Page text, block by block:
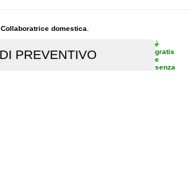
Collaboratrice domestica
è
gratis
e
senza